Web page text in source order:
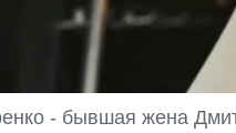
- бывшая жена